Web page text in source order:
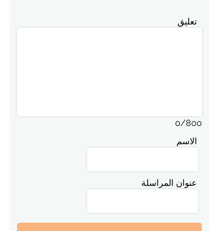
تعليق
0/800
الاسم
عنوان المراسلة